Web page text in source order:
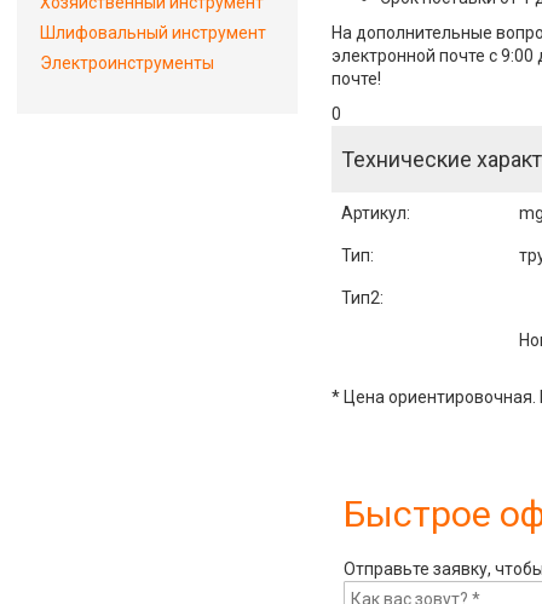
На дополнительные
электронной почте с
почте!
0
Технические
Артикул:
Тип:
Тип2:
* Цена ориентировочная.
Быстрое
Отправьте заявку,
Шлифовальный инструмент
Электроинструменты